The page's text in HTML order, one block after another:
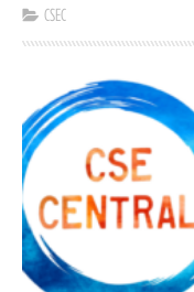
CSEC